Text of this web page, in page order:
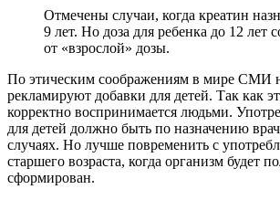
Отмечены случаи, когда креатин
9 лет. Но доза для ребенка до 12 лет
от «взрослой» дозы.
По этическим соображениям в мире СМИ
рекламируют добавки для детей. Так как
корректно воспринимается людьми.
для детей должно быть по назначению
случаях. Но лучше повременить с
старшего возраста, когда организм будет
сформирован.